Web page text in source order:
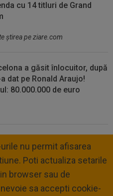
cu 14 titluri de Grand
ştirea pe ziare.com
a găsit înlocuitor, după
dat pe Ronald Araujo!
80.000.000 de euro
nu permit afisarea
Poti actualiza setarile
browser sau de
sa accepti cookie-